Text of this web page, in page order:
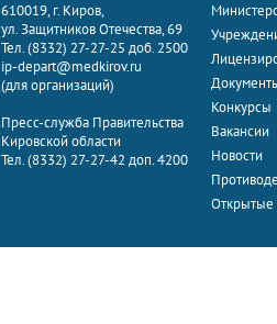
610019, г. Киров,
ул. Защитников Отечества, 69
Тел. (8332) 27-27-25 доб. 2500
ip-depart@medkirov.ru
(для организаций)
Пресс-служба Правительства
Кировской области
Тел. (8332) 27-27-42 доп. 4200
Конкурсы
Вакансии
Новости